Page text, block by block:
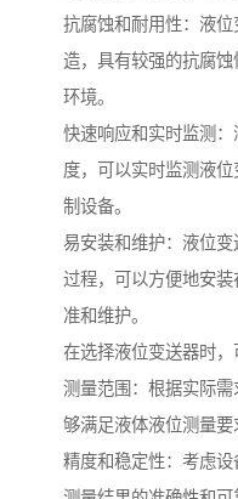
抗腐蚀和耐用性：液
造，具有较强的抗腐
环境。
快速响应和实时监测
度，可以实时监测液
制设备。
易安装和维护：液位
过程，可以方便地安
准和维护。
在选择液位变送器时，
测量范围：根据实际
够满足液体液位测量要
精度和稳定性：考虑